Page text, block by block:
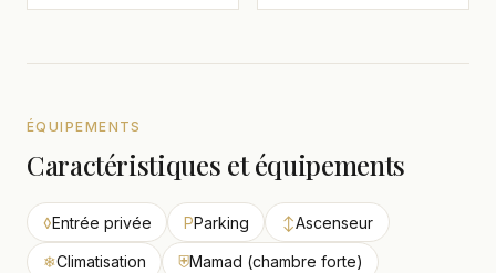
ÉQUIPEMENTS
Caractéristiques et équipements
◊Entrée privée PParking ↕Ascenseur
❄Climatisation ⛨Mamad (chambre forte)